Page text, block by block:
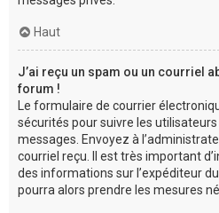
Haut
J’ai reçu un spam ou un courriel
forum !
Le formulaire de courrier
sécurités pour suivre les
messages. Envoyez à
courriel reçu. Il est très important
des informations sur l’expéditeur
pourra alors prendre les mesures